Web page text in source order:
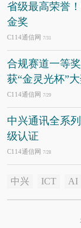
省级最高荣誉
金奖
C114通信网 7/31
合规赛道一等
获“金灵光杯”
C114通信网 7/29
中兴通讯全系
级认证
C114通信网 7/28
中兴 ICT AI